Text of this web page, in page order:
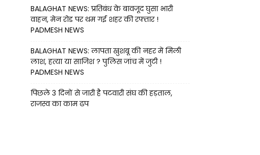
BALAGHAT NEWS: प्रतिबंध के बावजूद घुसा भारी
वाहन, मेन रोड पर थम गई शहर की रफ्तार !
PADMESH NEWS
BALAGHAT NEWS: लापता खुशबू की नहर में मिली
लाश, हत्या या साजिश ? पुलिस जांच में जुटी !
PADMESH NEWS
पिछले 3 दिनों से जारी है पटवारी संघ की हड़ताल,
राजस्व का काम ढप